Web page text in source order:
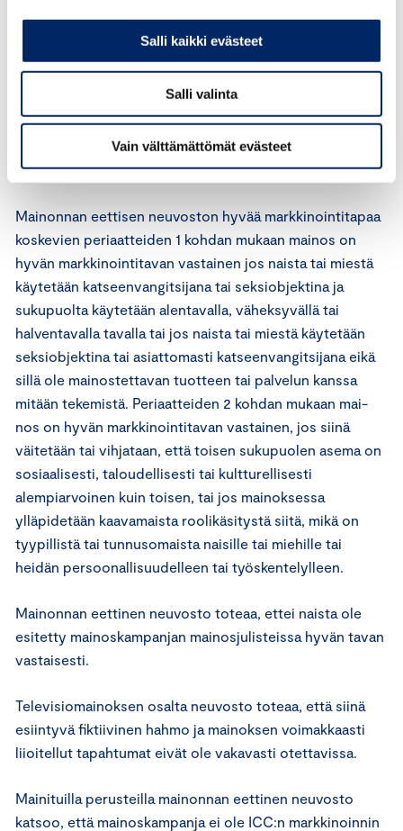
Salli kaikki evästeet
Salli valinta
Vain välttämättömät evästeet
kunnioitettava ihmisarvoa. Markkinoinnissa ei saa
yllyttää syrjintään. Markkinoinnissa ei saa sallia syrjintää,
joka perustuu esimerkiksi etniseen tai kansalliseen
alkuperään, uskontoon, sukupuoleen, ikään,
vammaisuuteen tai seksuaaliseen suuntautumiseen.
Mainonnan eettisen neuvoston hyvää markkinointitapaa
koskevien periaatteiden 1 kohdan mukaan mainos on
hyvän markkinointitavan vastainen jos naista tai miestä
käytetään katseenvangitsijana tai seksiobjektina ja
sukupuolta käytetään alentavalla, väheksyvällä tai
halventavalla tavalla tai jos naista tai miestä käytetään
seksiobjektina tai asiattomasti katseenvangitsijana eikä
sillä ole mainostettavan tuotteen tai palvelun kanssa
mitään tekemistä. Periaatteiden 2 kohdan mukaan mai-
nos on hyvän markkinointitavan vastainen, jos siinä
väitetään tai vihjataan, että toisen sukupuolen asema on
sosiaalisesti, taloudellisesti tai kultturellisesti
alempiarvoinen kuin toisen, tai jos mainoksessa
ylläpidetään kaavamaista roolikäsitystä siitä, mikä on
tyypillistä tai tunnusomaista naisille tai miehille tai
heidän persoonallisuudelleen tai työskentelylleen.
Mainonnan eettinen neuvosto toteaa, ettei naista ole
esitetty mainoskampanjan mainosjulisteissa hyvän tavan
vastaisesti.
Televisiomainoksen osalta neuvosto toteaa, että siinä
esiintyvä fiktiivinen hahmo ja mainoksen voimakkaasti
liioitellut tapahtumat eivät ole vakavasti otettavissa.
Mainituilla perusteilla mainonnan eettinen neuvosto
katsoo, että mainoskampanja ei ole ICC:n markkinoinnin